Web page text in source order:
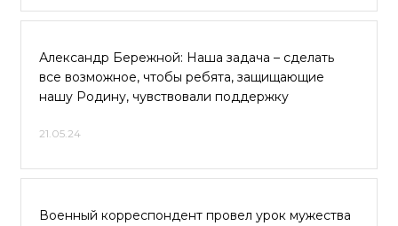
Александр Бережной: Наша задача – сделать
все возможное, чтобы ребята, защищающие
нашу Родину, чувствовали поддержку
21.05.24
Военный корреспондент провел урок мужества